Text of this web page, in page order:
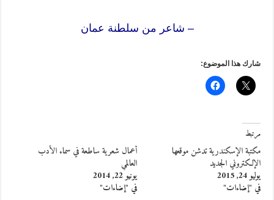
– شاعر من سلطنة عمان
شارك هذا الموضوع:
مرتبط
مكتبة الإسكندرية تدشن موقعها
الإلكتروني الجديد
يوليو 24, 2015
في "إضاءات"
أعمال شعرية ساطعة في سماء الأدب
العالمي
يونيو 22, 2014
في "إضاءات"